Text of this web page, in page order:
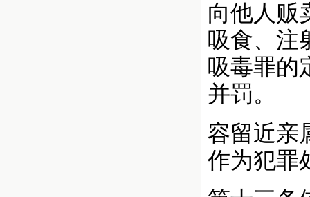
向他人贩
吸食、注
吸毒罪的
并罚。
容留近亲
作为犯罪